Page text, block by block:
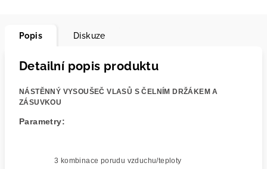
Popis Diskuze
Detailní popis produktu
NÁSTĚNNÝ VYSOUŠEČ VLASŮ S ČELNÍM DRŽÁKEM A
ZÁSUVKOU
Parametry:
3 kombinace porudu vzduchu/teploty